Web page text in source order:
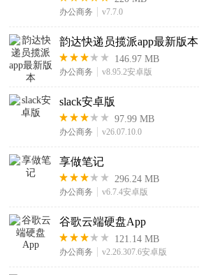
办公商务 v7.7.0
韵达快递员揽派app最新版本
146.97 MB
办公商务 v8.95.2安卓版
slack安卓版
97.99 MB
办公商务 v26.07.10.0
享做笔记
296.24 MB
办公商务 v6.7.4安卓版
谷歌云端硬盘App
121.14 MB
办公商务 v2.26.307.6安卓版